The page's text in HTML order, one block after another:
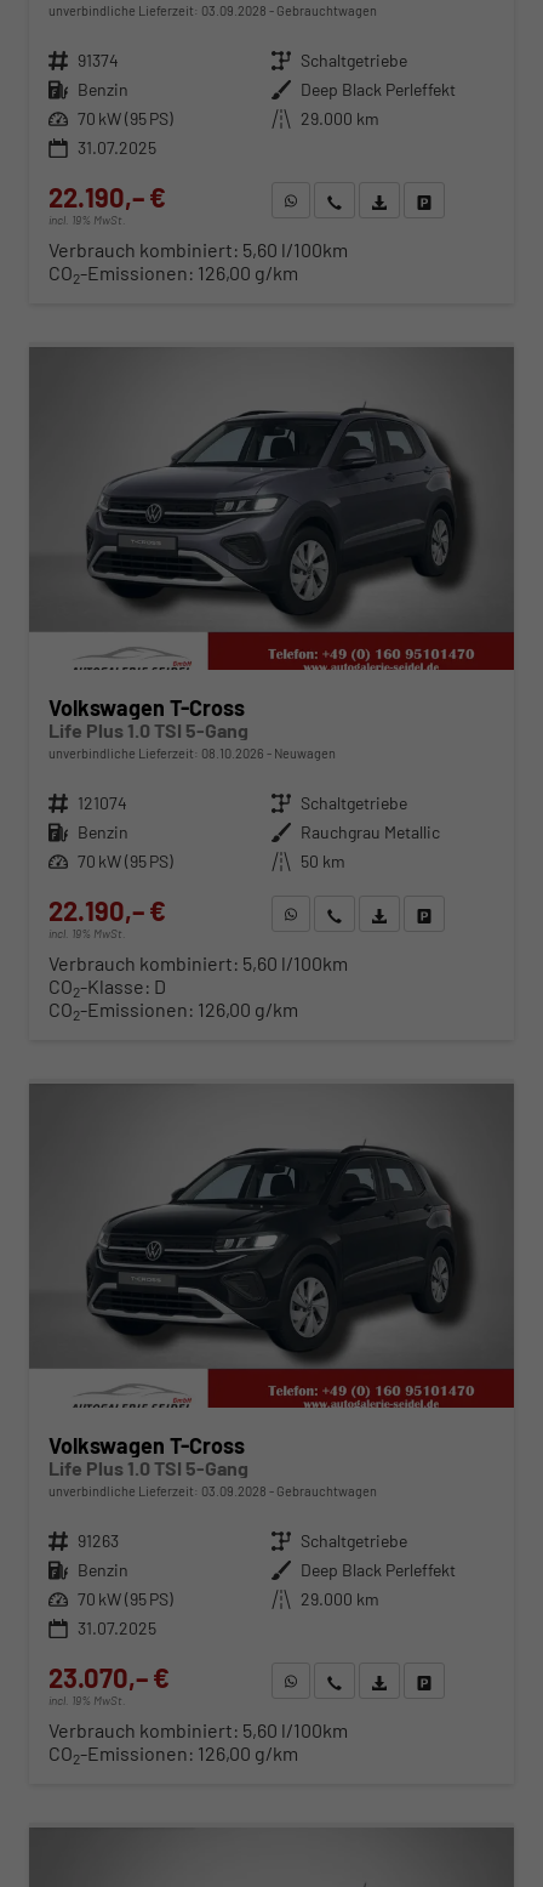
unverbindliche Lieferzeit: 03.09.2028 Gebrauchtwagen
Fahrzeugnr. 91374 Getriebe Schaltgetriebe
Kraftstoff Benzin Außenfarbe Deep Black Perleffekt
Leistung 70 kW (95 PS) Kilometerstand 29.000 km
31.07.2025
22.190,– €
incl. 19% MwSt.
WhatsApp anfragen
Wir rufen Sie anFahrzeugexposé (PDF)
Verbrauch kombiniert: 5,60 l/100km
CO2-Emissionen: 126,00 g/km
Volkswagen T-Cross
Life Plus 1.0 TSI 5-Gang
unverbindliche Lieferzeit: 08.10.2026 Neuwagen
Fahrzeugnr. 121074 Getriebe Schaltgetriebe
Kraftstoff Benzin Außenfarbe Rauchgrau Metallic
Leistung 70 kW (95 PS) Kilometerstand 50 km
22.190,– €
incl. 19% MwSt.
WhatsApp anfragen
Wir rufen Sie anFahrzeugexposé (PDF)
Verbrauch kombiniert: 5,60 l/100km
CO2-Klasse: D
CO2-Emissionen: 126,00 g/km
Volkswagen T-Cross
Life Plus 1.0 TSI 5-Gang
unverbindliche Lieferzeit: 03.09.2028 Gebrauchtwagen
Fahrzeugnr. 91263 Getriebe Schaltgetriebe
Kraftstoff Benzin Außenfarbe Deep Black Perleffekt
Leistung 70 kW (95 PS) Kilometerstand 29.000 km
31.07.2025
23.070,– €
incl. 19% MwSt.
WhatsApp anfragen
Wir rufen Sie anFahrzeugexposé (PDF)
Verbrauch kombiniert: 5,60 l/100km
CO2-Emissionen: 126,00 g/km